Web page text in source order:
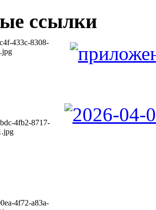
ссылки